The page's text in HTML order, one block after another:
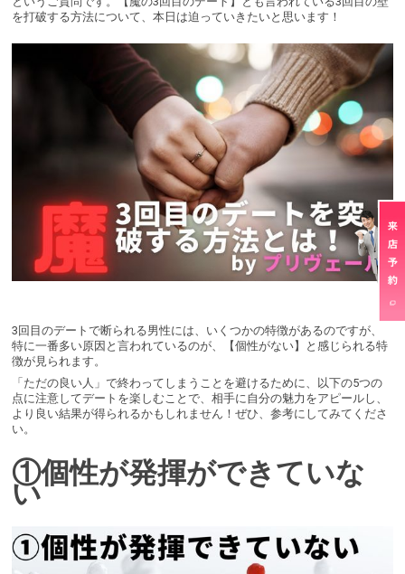
を打破する方法について、本日は迫っていきたいと思います！
3回目のデートで断られる男性には、いくつかの特徴があるのですが、
特に一番多い原因と言われているのが、【個性がない】と感じられる特
徴が見られます。
「ただの良い人」で終わってしまうことを避けるために、以下の5つの
点に注意してデートを楽しむことで、相手に自分の魅力をアピールし、
より良い結果が得られるかもしれません！ぜひ、参考にしてみてくださ
い。
①個性が発揮ができていな
い